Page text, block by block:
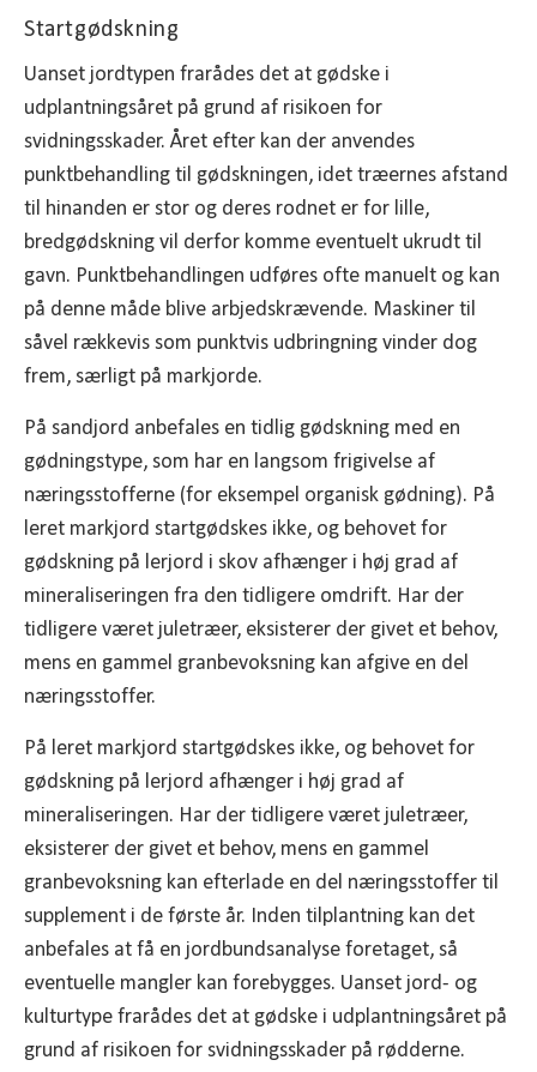
Startgødskning
Uanset jordtypen frarådes det at gødske i
udplantningsåret på grund af risikoen for
svidningsskader. Året efter kan der anvendes
punktbehandling til gødskningen, idet træernes afstand
til hinanden er stor og deres rodnet er for lille,
bredgødskning vil derfor komme eventuelt ukrudt til
gavn. Punktbehandlingen udføres ofte manuelt og kan
på denne måde blive arbjedskrævende. Maskiner til
såvel rækkevis som punktvis udbringning vinder dog
frem, særligt på markjorde.
På sandjord anbefales en tidlig gødskning med en
gødningstype, som har en langsom frigivelse af
næringsstofferne (for eksempel organisk gødning). På
leret markjord startgødskes ikke, og behovet for
gødskning på lerjord i skov afhænger i høj grad af
mineraliseringen fra den tidligere omdrift. Har der
tidligere været juletræer, eksisterer der givet et behov,
mens en gammel granbevoksning kan afgive en del
næringsstoffer.
På leret markjord startgødskes ikke, og behovet for
gødskning på lerjord afhænger i høj grad af
mineraliseringen. Har der tidligere været juletræer,
eksisterer der givet et behov, mens en gammel
granbevoksning kan efterlade en del næringsstoffer til
supplement i de første år. Inden tilplantning kan det
anbefales at få en jordbundsanalyse foretaget, så
eventuelle mangler kan forebygges. Uanset jord- og
kulturtype frarådes det at gødske i udplantningsåret på
grund af risikoen for svidningsskader på rødderne.